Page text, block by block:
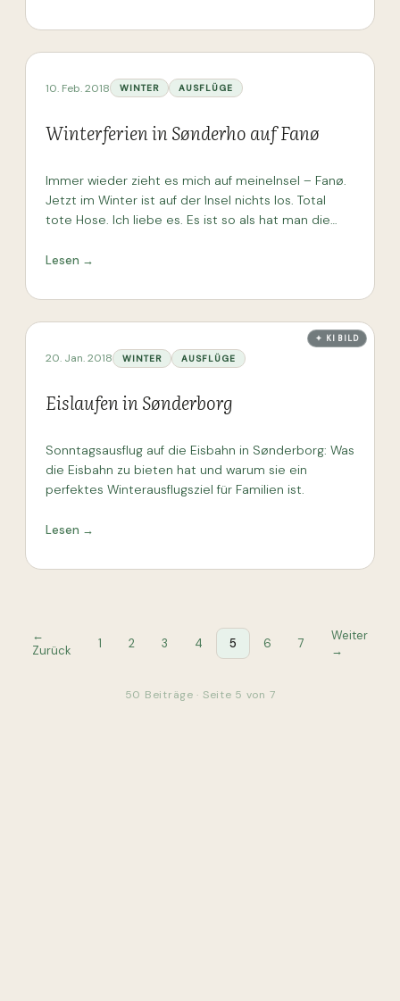
10. Feb. 2018 WINTER AUSFLÜGE
Winterferien in Sønderho auf Fanø
Immer wieder zieht es mich auf meineInsel – Fanø.
Jetzt im Winter ist auf der Insel nichts los. Total
tote Hose. Ich liebe es. Es ist so als hat man die
Lesen →
✦ KI BILD
20. Jan. 2018 WINTER AUSFLÜGE
Eislaufen in Sønderborg
Sonntagsausflug auf die Eisbahn in Sønderborg: Was
die Eisbahn zu bieten hat und warum sie ein
perfektes Winterausflugsziel für Familien ist.
Lesen →
←
Zurück
1 2 3 4 5 6 7
Weiter
→
50 Beiträge · Seite 5 von 7